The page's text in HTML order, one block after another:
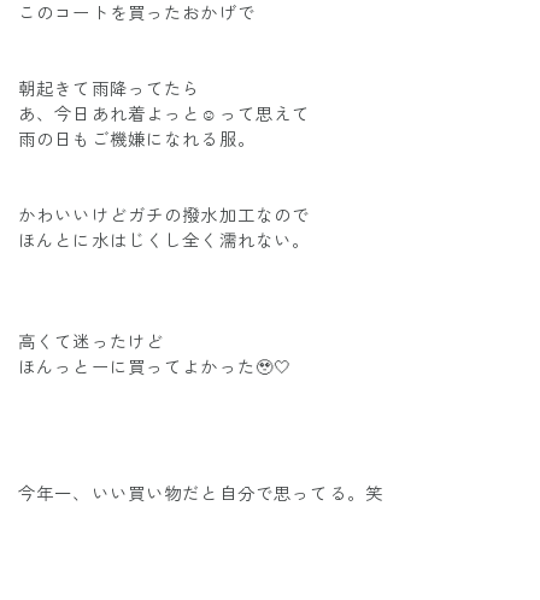
このコートを買ったおかげで
朝起きて雨降ってたら
あ、今日あれ着よっと☺️って思えて
雨の日もご機嫌になれる服。
かわいいけどガチの撥水加工なので
ほんとに水はじくし全く濡れない。
高くて迷ったけど
ほんっとーに買ってよかった🥹🤍
今年一、いい買い物だと自分で思ってる。笑